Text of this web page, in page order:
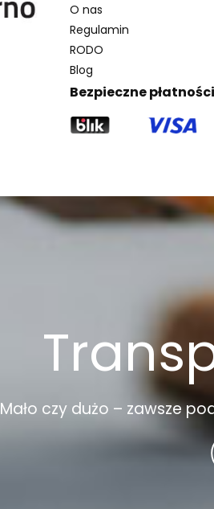
O nas
Regulamin
RODO
Blog
Bezpieczne płatności
Mało czy dużo – zawsze